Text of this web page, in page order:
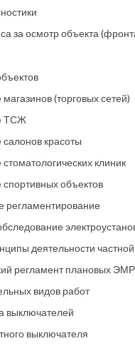
за осмотр объекта
(торговых сетей)
ТСЖ
красоты
клиник
объектов
регламентирование
деятельности
регламент плановых ЭМР
видов работ
выключателей
выключателя